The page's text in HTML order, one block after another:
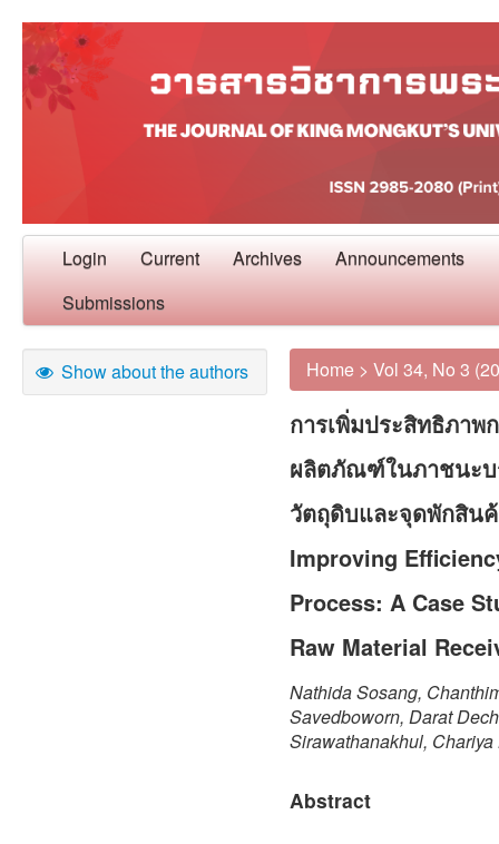
Login Current Archives Announcements
Submissions
Show about the authors Home > Vol 34, No 3
การเพิ่มประสิทธิภา
ผลิตภัณฑ์ในภาชนะ
วัตถุดิบและจุดพักสิน
Improving
Process: A Case
Raw Material
Nathida Sosang,
Savedboworn, Darat
Sirawathanakhul,
Abstract